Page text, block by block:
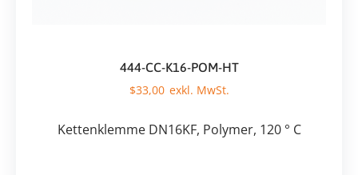
444-CC-K16-POM-HT
$33,00
Kettenklemme DN16KF, Polymer, 120 ° C